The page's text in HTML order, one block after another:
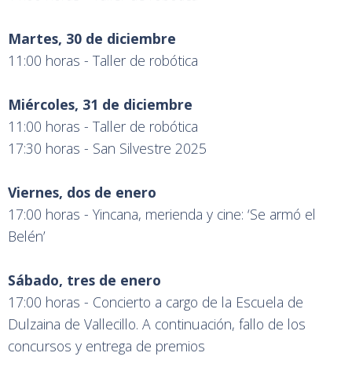
Martes, 30 de diciembre
11:00 horas - Taller de robótica
Miércoles, 31 de diciembre
11:00 horas - Taller de robótica
17:30 horas - San Silvestre 2025
Viernes, dos de enero
17:00 horas - Yincana, merienda y cine: ‘Se armó el
Belén’
Sábado, tres de enero
17:00 horas - Concierto a cargo de la Escuela de
Dulzaina de Vallecillo. A continuación, fallo de los
concursos y entrega de premios